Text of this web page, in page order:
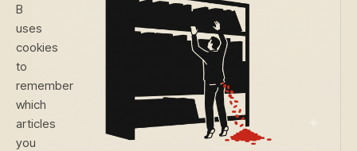
B
uses
cookies
to
remember
which
articles
you